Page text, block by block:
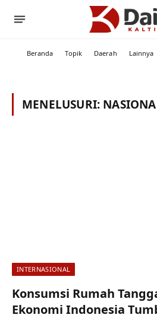
Beranda Topik Daerah Lainnya
MENELUSURI:
INTERNASIONAL
Konsumsi Rumah
Ekonomi Indonesia